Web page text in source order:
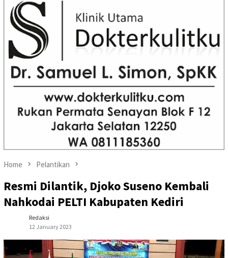
Home Pelantikan
Resmi Dilantik, Djoko Suseno Kembali
Nahkodai PELTI Kabupaten Kediri
Redaksi
12 January 2023